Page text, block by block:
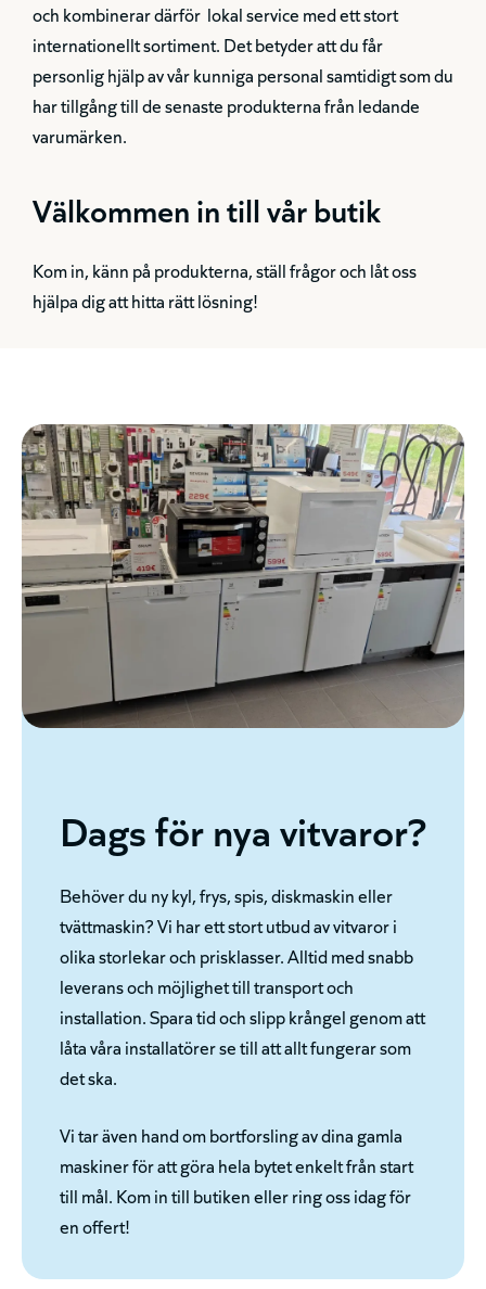
och kombinerar därför lokal service med ett stort
internationellt sortiment. Det betyder att du får
personlig hjälp av vår kunniga personal samtidigt som du
har tillgång till de senaste produkterna från ledande
varumärken.
Välkommen in till vår butik
Kom in, känn på produkterna, ställ frågor och låt oss
hjälpa dig att hitta rätt lösning!
Dags för nya vitvaror?
Behöver du ny kyl, frys, spis, diskmaskin eller
tvättmaskin? Vi har ett stort utbud av vitvaror i
olika storlekar och prisklasser. Alltid med snabb
leverans och möjlighet till transport och
installation. Spara tid och slipp krångel genom att
låta våra installatörer se till att allt fungerar som
det ska.
Vi tar även hand om bortforsling av dina gamla
maskiner för att göra hela bytet enkelt från start
till mål. Kom in till butiken eller ring oss idag för
en offert!